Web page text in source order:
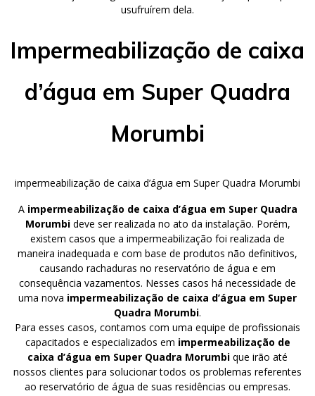
usufruírem dela.
Impermeabilização de caixa
d’água em Super Quadra
Morumbi
impermeabilização de caixa d’água em Super Quadra Morumbi
Aimpermeabilização de caixa d’água em Super Quadra
Morumbi deve ser realizada no ato da instalação. Porém,
existem casos que a impermeabilização foi realizada de
maneira inadequada e com base de produtos não definitivos,
causando rachaduras no reservatório de água e em
consequência vazamentos. Nesses casos há necessidade de
uma nova impermeabilização de caixa d’água em Super
Quadra Morumbi.
Para esses casos, contamos com uma equipe de profissionais
capacitados e especializados em impermeabilização de
caixa d’água em Super Quadra Morumbi que irão até
nossos clientes para solucionar todos os problemas referentes
ao reservatório de água de suas residências ou empresas.